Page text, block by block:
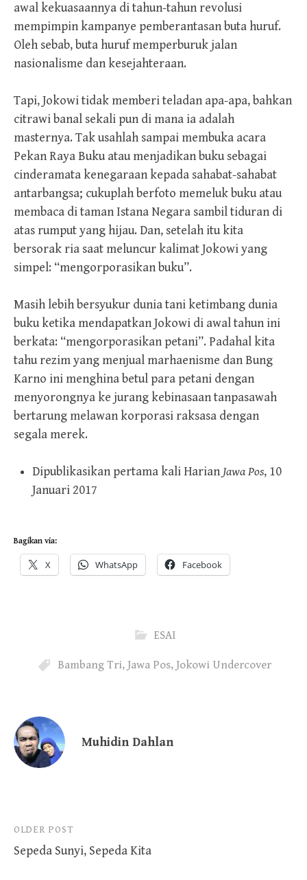
awal kekuasaannya di tahun-tahun revolusi
mempimpin kampanye pemberantasan buta huruf.
Oleh sebab, buta huruf memperburuk jalan
nasionalisme dan kesejahteraan.
Tapi, Jokowi tidak memberi teladan apa-apa, bahkan
citrawi banal sekali pun di mana ia adalah
masternya. Tak usahlah sampai membuka acara
Pekan Raya Buku atau menjadikan buku sebagai
cinderamata kenegaraan kepada sahabat-sahabat
antarbangsa; cukuplah berfoto memeluk buku atau
membaca di taman Istana Negara sambil tiduran di
atas rumput yang hijau. Dan, setelah itu kita
bersorak ria saat meluncur kalimat Jokowi yang
simpel: “mengorporasikan buku”.
Masih lebih bersyukur dunia tani ketimbang dunia
buku ketika mendapatkan Jokowi di awal tahun ini
berkata: “mengorporasikan petani”. Padahal kita
tahu rezim yang menjual marhaenisme dan Bung
Karno ini menghina betul para petani dengan
menyorongnya ke jurang kebinasaan tanpasawah
bertarung melawan korporasi raksasa dengan
segala merek.
Dipublikasikan pertama kali Harian Jawa Pos, 10
Januari 2017
Bagikan via:
X WhatsApp Facebook
ESAI
Bambang Tri, Jawa Pos, Jokowi Undercover
Muhidin Dahlan
Post
navigation
OLDER POST
Sepeda Sunyi, Sepeda Kita